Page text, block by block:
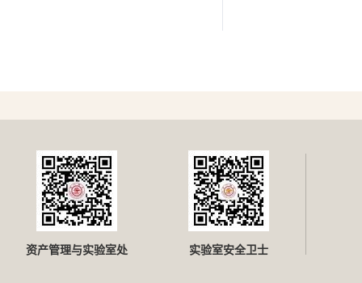
资产管理与实验室处 实验室安全卫士